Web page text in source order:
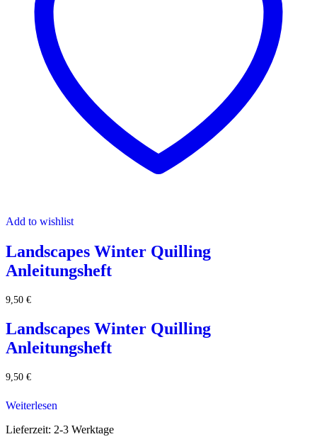
Add to wishlist
Landscapes Winter Quilling
Anleitungsheft
9,50 €
Landscapes Winter Quilling
Anleitungsheft
9,50 €
Weiterlesen
Lieferzeit: 2-3 Werktage